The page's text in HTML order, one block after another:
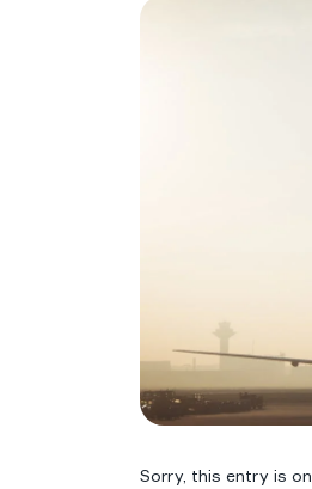
Sorry, this entry is